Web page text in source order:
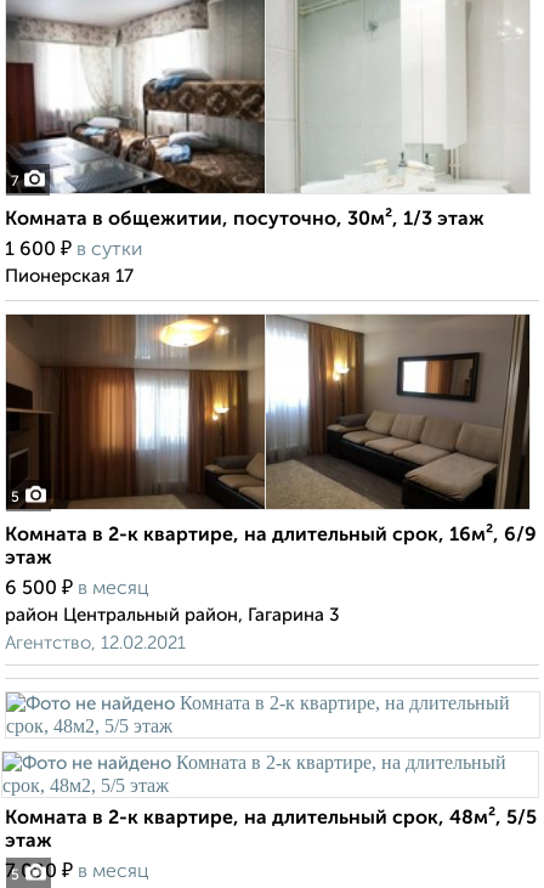
7
Комната в общежитии, посуточно, 30м², 1/3 этаж
1 600 ₽ в сутки
Пионерская 17
5
Комната в 2-к квартире, на длительный срок, 16м², 6/9
этаж
6 500 ₽ в месяц
район Центральный район, Гагарина 3
Агентство, 12.02.2021
5
Комната в 2-к квартире, на длительный срок, 48м², 5/5
этаж
7 000 ₽ в месяц